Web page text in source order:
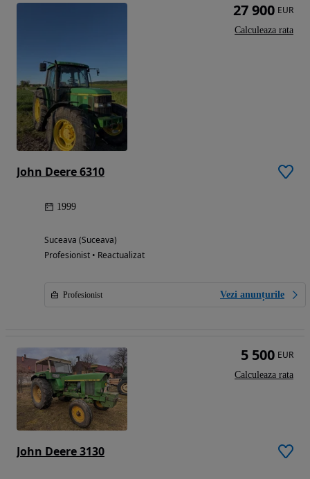
John Deere 6310
1999
Suceava (Suceava)
Profesionist • Reactualizat
Profesionist Vezi anunțurile
27 900 EUR
Calculeaza rata
John Deere 3130
5 500 EUR
Calculeaza rata